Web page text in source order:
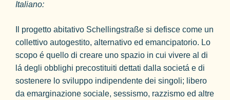
Italiano:
Il progetto abitativo Schellingstraße si defisce come un
collettivo autogestito, alternativo ed emancipatorio. Lo
scopo é quello di creare uno spazio in cui vivere al di
lá degli obblighi precostituiti dettati dalla societá e di
sostenere lo sviluppo indipendente dei singoli; libero
da emarginazione sociale, sessismo, razzismo ed altre